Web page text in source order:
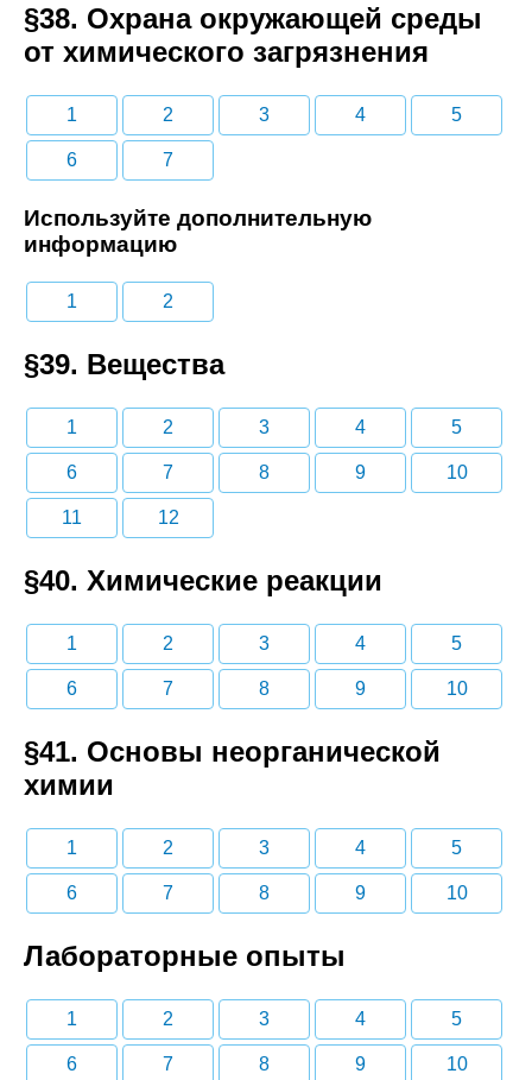
§38. Охрана окружающей среды
от химического загрязнения
1 2 3 4 5
6 7
Используйте дополнительную
информацию
1 2
§39. Вещества
1 2 3 4 5
6 7 8 9 10
11 12
§40. Химические реакции
1 2 3 4 5
6 7 8 9 10
§41. Основы неорганической
химии
1 2 3 4 5
6 7 8 9 10
Лабораторные опыты
1 2 3 4 5
6 7 8 9 10